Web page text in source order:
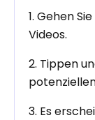
1. Gehen
Videos.
2. Tippen
3. Es